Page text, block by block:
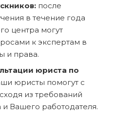
после
в течение года
центра могут
к экспертам в
и права.
юриста по
юристы помогут с
из требований
и Вашего работодателя.